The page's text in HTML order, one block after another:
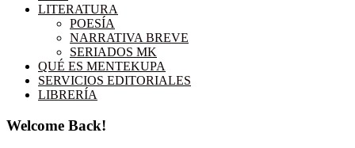
LITERATURA
POESÍA
NARRATIVA BREVE
SERIADOS MK
QUÉ ES MENTEKUPA
SERVICIOS EDITORIALES
LIBRERÍA
Welcome Back!